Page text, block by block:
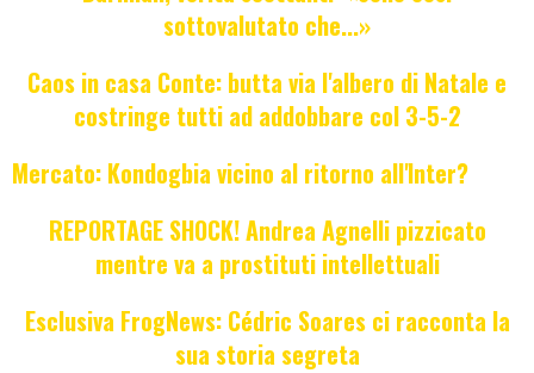
sottovalutato che...»
Caos in casa Conte: butta via l'albero di Natale e
costringe tutti ad addobbare col 3-5-2
Mercato: Kondogbia vicino al ritorno all'Inter?
REPORTAGE SHOCK! Andrea Agnelli pizzicato
mentre va a prostituti intellettuali
Esclusiva FrogNews: Cédric Soares ci racconta la
sua storia segreta